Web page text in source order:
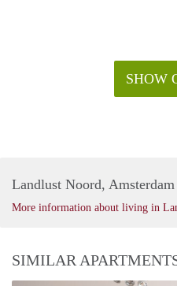
SHOW
Landlust Noord, Amsterdam
More information about living in
SIMILAR